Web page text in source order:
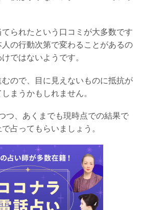
られたという口コミが大多数です
の行動次第で変わることがあるの
ではないようです。
ので、目に見えないものに抵抗が
まうかもしれません。
つ、あくまでも現時点での結果で
占ってもらいましょう。